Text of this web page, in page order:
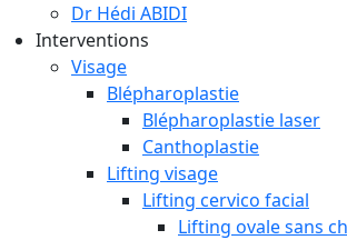
Dr Hédi ABIDI
Interventions
Visage
Blépharoplastie
Blépharoplastie laser
Canthoplastie
Lifting visage
Lifting cervico facial
Lifting ovale sans